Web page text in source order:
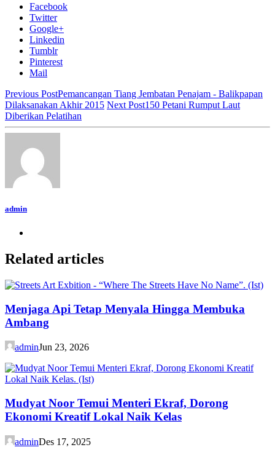
Facebook
Twitter
Google+
Linkedin
Tumblr
Pinterest
Mail
Previous PostPemancangan Tiang Jembatan Penajam - Balikpapan
Dilaksanakan Akhir 2015 Next Post150 Petani Rumput Laut
Diberikan Pelatihan
admin
Related articles
Menjaga Api Tetap Menyala Hingga Membuka
Ambang
adminJun 23, 2026
Mudyat Noor Temui Menteri Ekraf, Dorong
Ekonomi Kreatif Lokal Naik Kelas
adminDes 17, 2025